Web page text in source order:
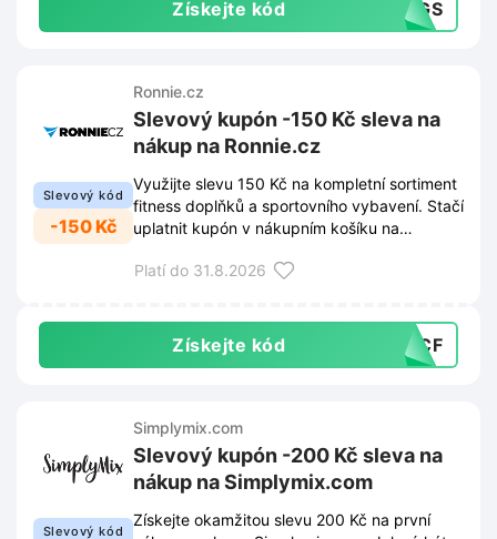
Získejte kód 30GS
Slevový kód
-150 Kč
Ronnie.cz
Slevový kupón -150 Kč sleva na
nákup na Ronnie.cz
Využijte slevu 150 Kč na kompletní sortiment
fitness doplňků a sportovního vybavení. Stačí
uplatnit kupón v nákupním košíku na
okamžitě sníží.
Platí do 31.8.2026
Získejte kód 02CF
Slevový kód
Simplymix.com
Slevový kupón -200 Kč sleva na
nákup na Simplymix.com
Získejte okamžitou slevu 200 Kč na první